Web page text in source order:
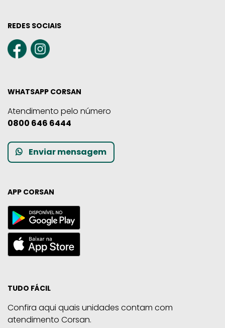
REDES SOCIAIS
WHATSAPP CORSAN
Atendimento pelo número
0800 646 6444
Enviar mensagem
APP CORSAN
TUDO FÁCIL
Confira aqui quais unidades contam com
atendimento Corsan.